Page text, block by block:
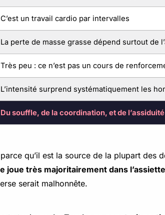
C’est un travail cardio par intervalles
La perte de masse grasse dépend surtout de
Très peu : ce n’est pas un cours de
L’intensité surprend systématiquement les
Du souffle, de la coordination, et de l’assiduité
qu’il est la source de la plupart
joue très majoritairement dans l’assiette
serait malhonnête.